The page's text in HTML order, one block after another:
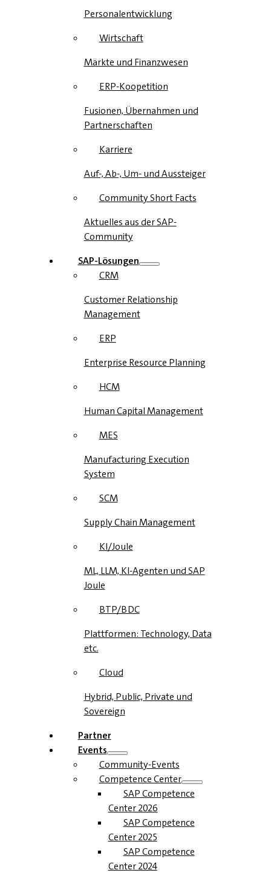
Personalentwicklung
Wirtschaft
Märkte und Finanzwesen
ERP-Koopetition
Fusionen, Übernahmen und
Partnerschaften
Karriere
Auf-, Ab-, Um- und Aussteiger
Community Short Facts
Aktuelles aus der SAP-
Community
SAP-Lösungen
CRM
Customer Relationship
Management
ERP
Enterprise Resource Planning
HCM
Human Capital Management
MES
Manufacturing Execution
System
SCM
Supply Chain Management
KI/Joule
ML, LLM, KI-Agenten und SAP
Joule
BTP/BDC
Plattformen: Technology, Data
etc.
Cloud
Hybrid, Public, Private und
Sovereign
Partner
Events
Community-Events
Competence Center
SAP Competence
Center 2026
SAP Competence
Center 2025
SAP Competence
Center 2024